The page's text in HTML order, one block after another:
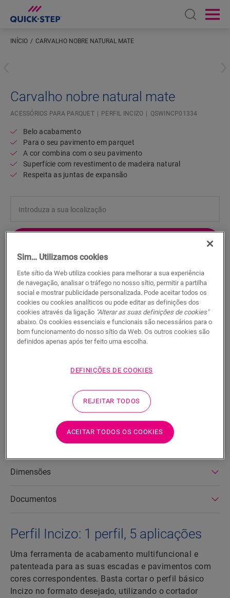
Open
INÍCIO CARVALHO NOBRE NATURAL MATE
Carvalho nobre natural mate
ACESSÓRIOS PARA PARQUET PERFIL INCIZO QSWINCP01334
Belo acabamento
Para o seu pavimento em parquet
A cor combina com o seu pavimento
Superfície com revestimento de madeira natural
Respeita as juntas de expansão
Características do produto
Este perfil único oferece várias soluções para terminar o seu
pavimento, como a transição entre pisos ou um acabamento
numa parede ou janela. Basta cortar o perfil Incizo no
formato desejado, utilizando o cortador Incizo incluído. O
perfil combina na perfeição com a cor do seu pavimento. Uma
embalagem contém um perfil Incizo, uma faca Incizo e uma
húmidas, sugerimos que o combine com a espuma de
pavimentos com alturas diferentes 2. ligar dois pavimentos
com a mesma altura 3. fazer o acabamento do pavimento ao
longo das paredes e janelas 4. criar uma transição elegante
entre o seu pavimento laminado e outros tipos de pavimentos
5. dar um acabamento às suas escadas e degraus
Dimensões
Documentos
Perfil Incizo: 1 perfil, 5 aplicações
Uma ferramenta de acabamento multifuncional e
patenteada para as suas escadas e pavimentos com
cores correspondentes. Basta cortar o perfil básico
Incizo no formato desejado, utilizando o cortador
Sim… Utilizamos cookies
Este sítio da Web utiliza cookies para melhorar a sua experiência
de navegação, analisar o tráfego no nosso sítio, permitir a partilha
social e mostrar publicidade personalizada. Pode aceitar todos os
cookies ou cookies analíticos ou pode editar as definições dos
cookies através da ligação "Alterar as suas definições de cookies"
abaixo. Os cookies essenciais e funcionais são necessários para o
bom funcionamento do nosso sítio da Web. Os outros cookies são
definidos apenas após ter feito uma escolha.
DEFINIÇÕES DE COOKIES
REJEITAR TODOS
ACEITAR TODOS OS COOKIES